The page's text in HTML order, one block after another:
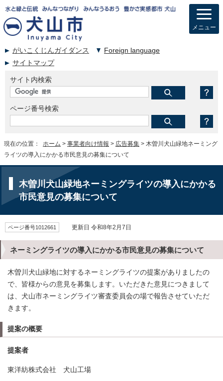
がいこくじんガイダンス
Foreign language
サイトマップ
サイト内検索
ページ番号検索
メニュー
現在の位置： ホーム > 事業者向け情報 > 広告募集 > 木曽川犬山緑地ネーミング
ライツの導入にかかる市民意見の募集について
木曽川犬山緑地ネーミングライツの導入にかかる
市民意見の募集について
ページ番号1012661 更新日 令和8年2月7日
ネーミングライツの導入にかかる市民意見の募集について
木曽川犬山緑地に対するネーミングライツの提案がありましたの
で、皆様からの意見を募集します。いただきた意見につきまして
は、犬山市ネーミングライツ審査委員会の場で報告させていただ
きます。
提案の概要
提案者
東洋紡株式会社 犬山工場